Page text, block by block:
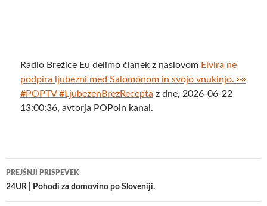
Radio Brežice Eu delimo članek z naslovom Elvira ne
podpira ljubezni med Salomónom in svojo vnukinjo. 👀
#POPTV #LjubezenBrezRecepta z dne, 2026-06-22
13:00:36, avtorja POPoln kanal.
Krmarjenje
po
PREJŠNJI PRISPEVEK
24UR | Pohodi za domovino po Sloveniji.